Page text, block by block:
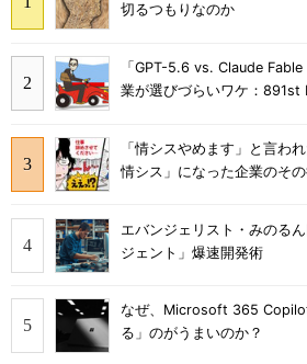
切るつもりなのか
「GPT-5.6 vs. Claude
業が選びづらいワケ：891st
「情シスやめます」と言
情シス」になった企業のそ
エバンジェリスト・みのる
ジェント」爆速開発術
なぜ、Microsoft 365
る」のがうまいのか？